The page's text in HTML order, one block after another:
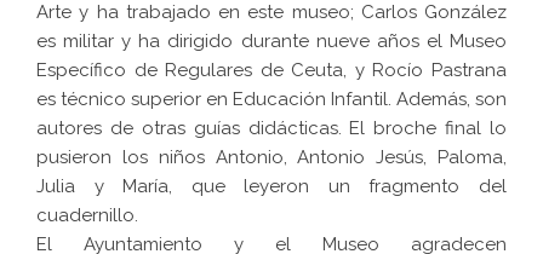
Arte y ha trabajado en este museo; Carlos González
es militar y ha dirigido durante nueve años el Museo
Específico de Regulares de Ceuta, y Rocío Pastrana
es técnico superior en Educación Infantil. Además, son
autores de otras guías didácticas. El broche final lo
pusieron los niños Antonio, Antonio Jesús, Paloma,
Julia y María, que leyeron un fragmento del
cuadernillo.
El Ayuntamiento y el Museo agradecen